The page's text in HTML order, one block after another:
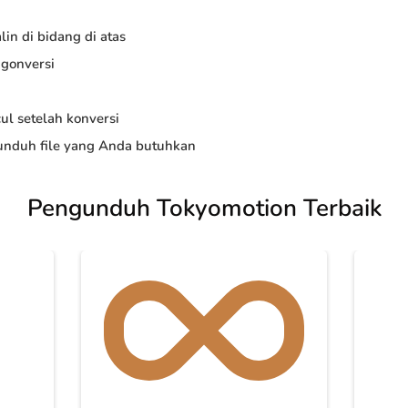
di bidang di atas
setelah konversi
file yang Anda butuhkan
Pengunduh Tokyomotion Terbaik